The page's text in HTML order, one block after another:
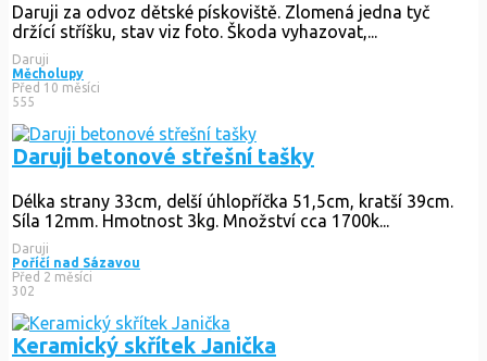
Daruji za odvoz dětské pískoviště. Zlomená jedna tyč
držící stříšku, stav viz foto. Škoda vyhazovat,...
Daruji
Měcholupy
Před 10 měsíci
555
Daruji betonové střešní tašky
Délka strany 33cm, delší úhlopříčka 51,5cm, kratší 39cm.
Síla 12mm. Hmotnost 3kg. Množství cca 1700k...
Daruji
Poříčí nad Sázavou
Před 2 měsíci
302
Keramický skřítek Janička